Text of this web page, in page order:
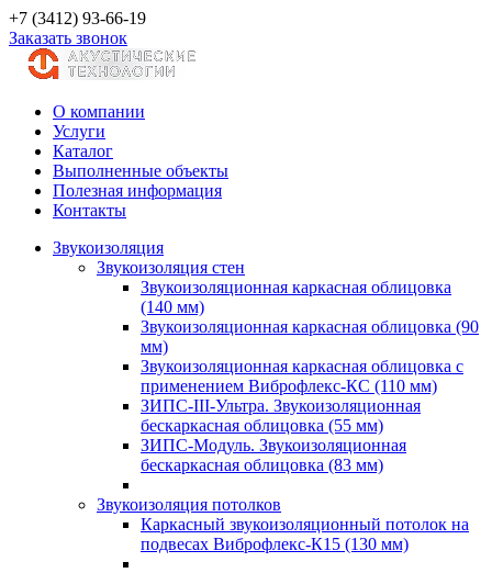
+7 (3412) 93-66-19
Заказать звонок
О компании
Услуги
Каталог
Выполненные объекты
Полезная информация
Контакты
Звукоизоляция
Звукоизоляция стен
Звукоизоляционная каркасная облицовка
(140 мм)
Звукоизоляционная каркасная облицовка (90
мм)
Звукоизоляционная каркасная облицовка с
применением Виброфлекс-КС (110 мм)
ЗИПС-III-Ультра. Звукоизоляционная
бескаркасная облицовка (55 мм)
ЗИПС-Модуль. Звукоизоляционная
бескаркасная облицовка (83 мм)
Звукоизоляция потолков
Каркасный звукоизоляционный потолок на
подвесах Виброфлекс-К15 (130 мм)